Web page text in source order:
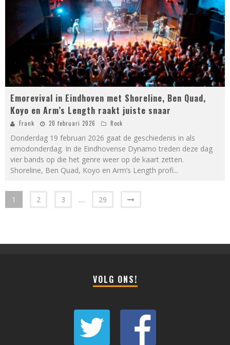
Emorevival in Eindhoven met Shoreline, Ben Quad,
Koyo en Arm’s Length raakt juiste snaar
Frank 20 februari 2026 Rock
Donderdag 19 februari 2026 gaat de geschiedenis in als
emodonderdag. In de Eindhovense Dynamo treden deze dag
vier bands op die het genre weer op de kaart zetten.
Shoreline, Ben Quad, Koyo en Arm’s Length profi...
1 2 3 … 29
VOLG ONS!